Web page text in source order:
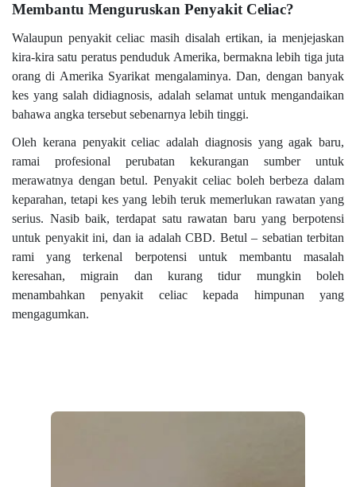
Membantu Menguruskan Penyakit Celiac?
Walaupun penyakit celiac masih disalah ertikan, ia menjejaskan
kira-kira satu peratus penduduk Amerika, bermakna lebih tiga juta
orang di Amerika Syarikat mengalaminya. Dan, dengan banyak
kes yang salah didiagnosis, adalah selamat untuk mengandaikan
bahawa angka tersebut sebenarnya lebih tinggi.
Oleh kerana penyakit celiac adalah diagnosis yang agak baru,
ramai profesional perubatan kekurangan sumber untuk
merawatnya dengan betul. Penyakit celiac boleh berbeza dalam
keparahan, tetapi kes yang lebih teruk memerlukan rawatan yang
serius. Nasib baik, terdapat satu rawatan baru yang berpotensi
untuk penyakit ini, dan ia adalah CBD. Betul – sebatian terbitan
rami yang terkenal berpotensi untuk membantu masalah
keresahan, migrain dan kurang tidur mungkin boleh
menambahkan penyakit celiac kepada himpunan yang
mengagumkan.